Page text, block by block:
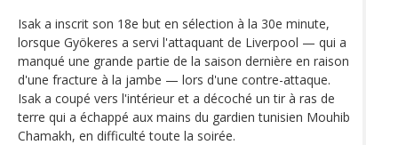
Isak a inscrit son 18e but en sélection à la 30e minute,
lorsque Gyökeres a servi l'attaquant de Liverpool — qui a
manqué une grande partie de la saison dernière en raison
d'une fracture à la jambe — lors d'une contre-attaque.
Isak a coupé vers l'intérieur et a décoché un tir à ras de
terre qui a échappé aux mains du gardien tunisien Mouhib
Chamakh, en difficulté toute la soirée.